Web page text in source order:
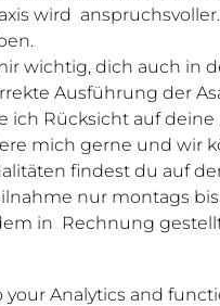
wird
wichtig, dich auch in
Ausführung der
Rücksicht auf deine
mich gerne und wir
findest du auf
nur montags
in  Rechnung
Analytics and